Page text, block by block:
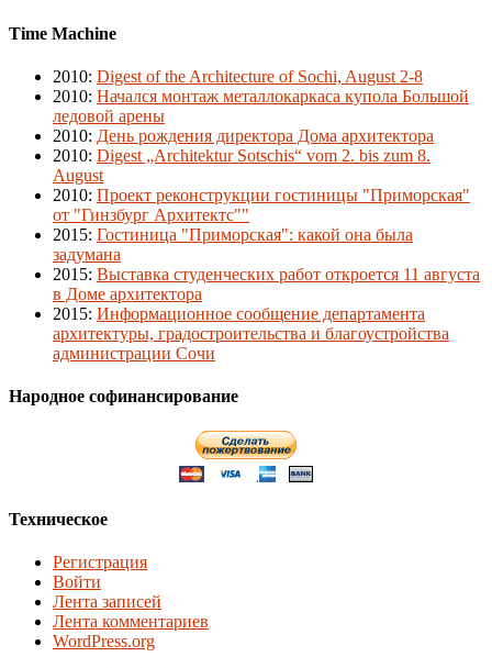
Time Machine
2010: Digest of the Architecture of Sochi, August 2-8
2010: Начался монтаж металлокаркаса купола Большой
ледовой арены
2010: День рождения директора Дома архитектора
2010: Digest „Architektur Sotschis“ vom 2. bis zum 8.
August
2010: Проект реконструкции гостиницы "Приморская"
от "Гинзбург Архитектс""
2015: Гостиница "Приморская": какой она была
задумана
2015: Выставка студенческих работ откроется 11 августа
в Доме архитектора
2015: Информационное сообщение департамента
архитектуры, градостроительства и благоустройства
администрации Сочи
Народное софинансирование
Техническое
Регистрация
Войти
Лента записей
Лента комментариев
WordPress.org